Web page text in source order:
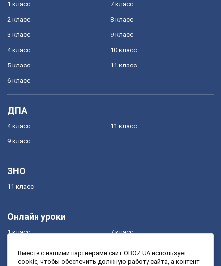
1 класс
2 класс
3 класс
4 класс
5 класс
6 класс
7 класс
8 класс
9 класс
10 класс
11 класс
ДПА
4 класс
9 класс
11 класс
ЗНО
11 класс
Онлайн уроки
1 класс
3 класс
7 класс
9 класс
Вместе с нашими партнерами сайт OBOZ.UA использует
cookie, чтобы обеспечить должную работу сайта, а контент